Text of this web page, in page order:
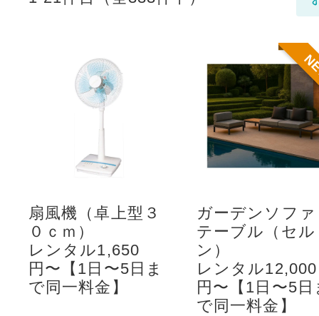
扇風機（卓上型３
０ｃｍ）
レンタル1,650
円〜【1日〜5日ま
で同一料金】
ガーデンソファ
テーブル（セル
ン）
レンタル12,000
円〜【1日〜5日
で同一料金】